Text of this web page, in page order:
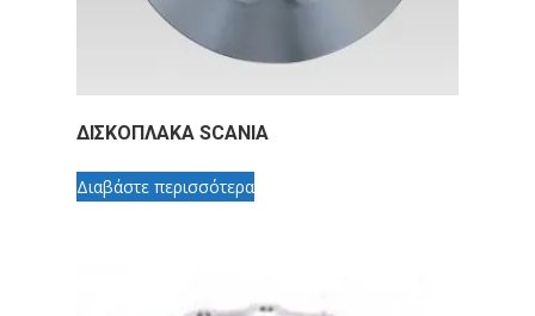
ΔΙΣΚΟΠΛΑΚΑ SCANIA
Διαβάστε περισσότερα